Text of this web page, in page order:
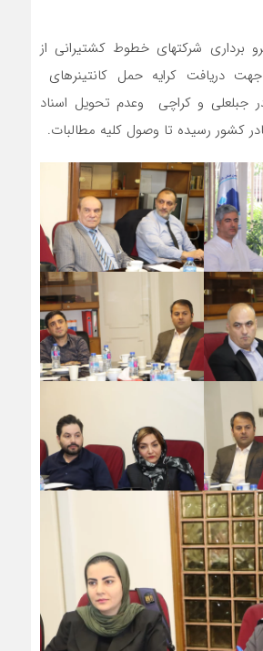
برداری شرکتهای خطوط کشتیرانی از
جهت دریافت کرایه حمل کانتینرهای
جبلعلی و کراچی وعدم تحویل اسناد
کشور رسیده تا وصول کلیه مطالبات.